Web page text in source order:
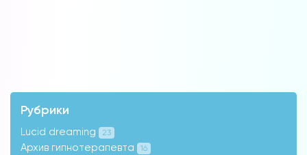
Рубрики
Lucid dreaming 23
Архив гипнотерапевта 16